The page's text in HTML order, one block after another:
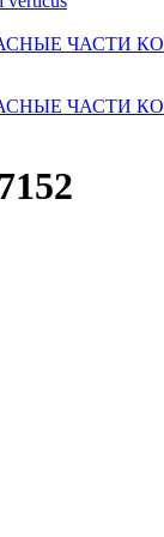
ЧАСТИ
ЧАСТИ